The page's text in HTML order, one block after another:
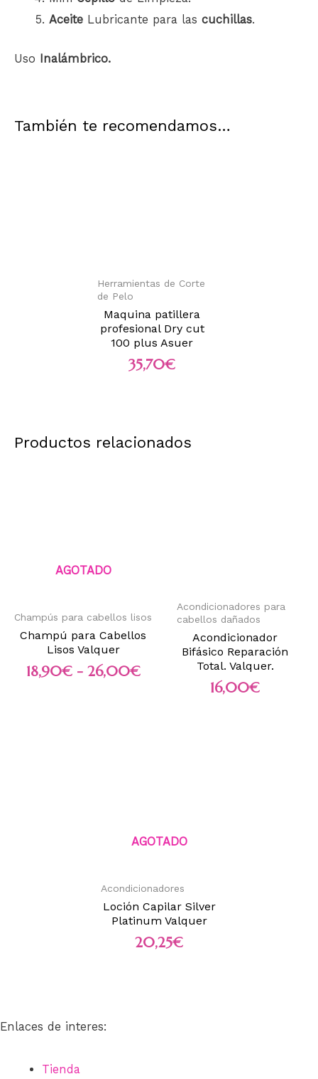
Aceite Lubricante para lascuchillas.
Uso Inalámbrico.
También te recomendamos…
Herramientas de Corte
de Pelo
Maquina patillera
profesional Dry cut
100 plus Asuer
35,70€
Productos relacionados
AGOTADO
Champús para cabellos lisos
Champú para Cabellos
Lisos Valquer
18,90€ - 26,00€
Acondicionadores para
cabellos dañados
Acondicionador
Bifásico Reparación
Total. Valquer.
16,00€
AGOTADO
Acondicionadores
Loción Capilar Silver
Platinum Valquer
20,25€
Enlaces de interes:
Tienda